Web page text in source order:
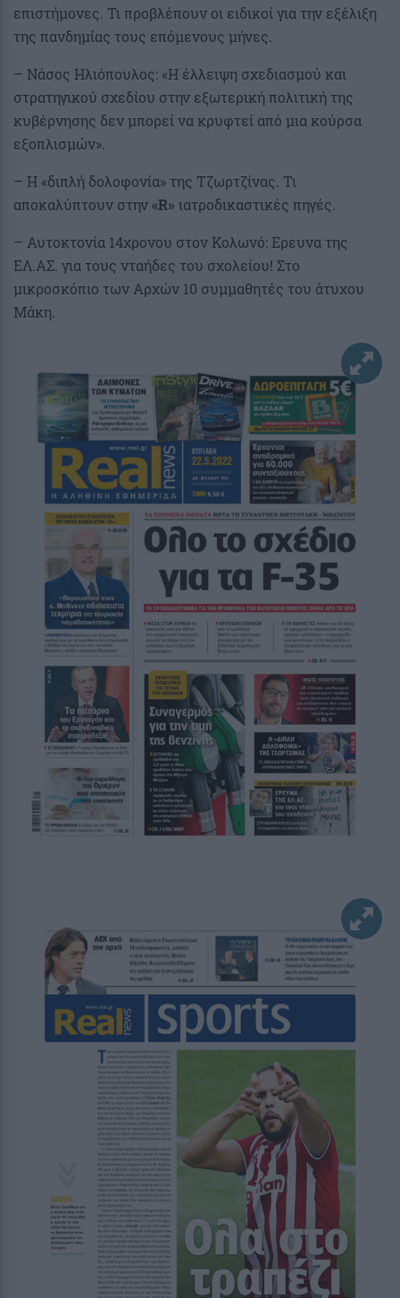
επιστήμονες. Τι προβλέπουν οι ειδικοί για την εξέλιξη
της πανδημίας τους επόμενους μήνες.
– Νάσος Ηλιόπουλος: «Η έλλειψη σχεδιασμού και
στρατηγικού σχεδίου στην εξωτερική πολιτική της
κυβέρνησης δεν μπορεί να κρυφτεί από μια κούρσα
εξοπλισμών».
– Η «διπλή δολοφονία» της Τζωρτζίνας. Τι
αποκαλύπτουν στην«R» ιατροδικαστικές πηγές.
– Αυτοκτονία 14χρονου στον Κολωνό: Ερευνα της
ΕΛ.ΑΣ. για τους νταήδες του σχολείου! Στο
μικροσκόπιο των Αρχών 10 συμμαθητές του άτυχου
Μάκη.